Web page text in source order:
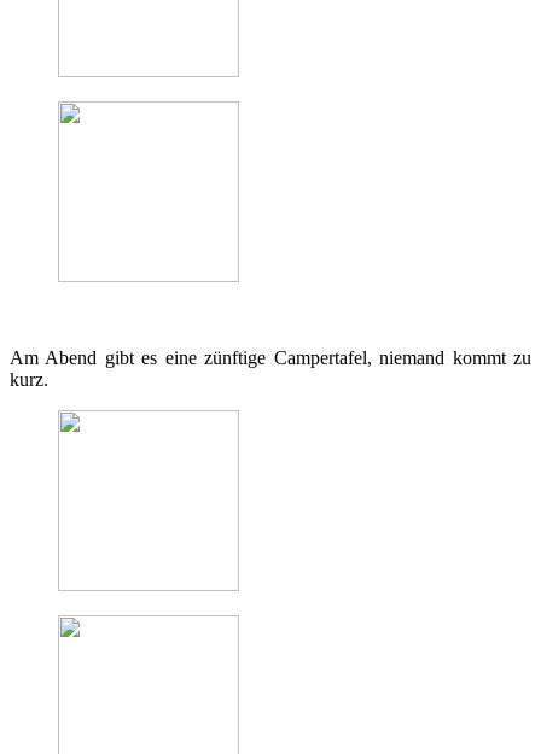
Am Abend gibt es eine zünftige Campertafel, niemand kommt zu
kurz.